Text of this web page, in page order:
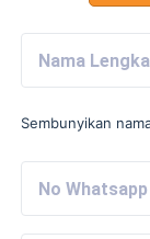
Sembunyikan